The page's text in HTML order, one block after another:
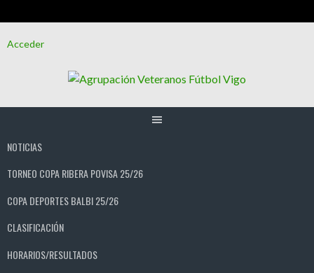
alAcceder
NOTICIAS
TORNEO COPA RIBERA POVISA 25/26
COPA DEPORTES BALBI 25/26
CLASIFICACIÓN
HORARIOS/RESULTADOS